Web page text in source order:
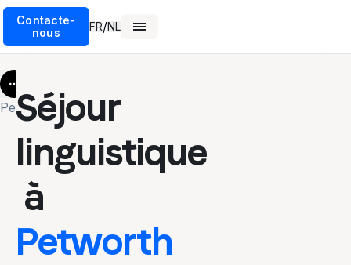
Contacte-
nous
FR/NL
More
Petworth
Séjour
linguistique
à
Petworth